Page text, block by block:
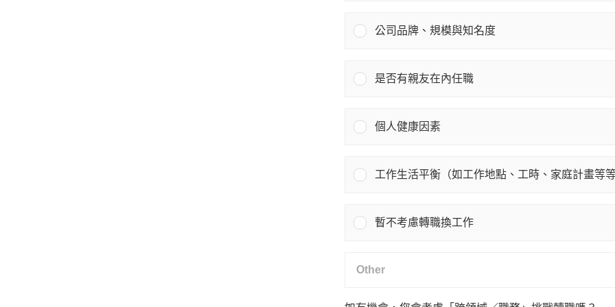
公司品牌、規模與知名度
是否有親友在內任職
個人健康因素
工作生活平衡（如工作地點、工時、家庭計畫等
暫不考慮轉職換工作